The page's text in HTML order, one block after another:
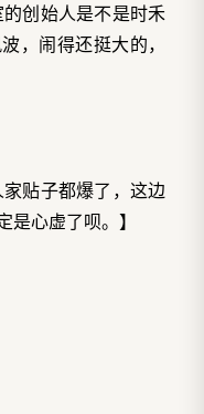
的创始人是不是时禾
，闹得还挺大的，
家贴子都爆了，这边
心虚了呗。】